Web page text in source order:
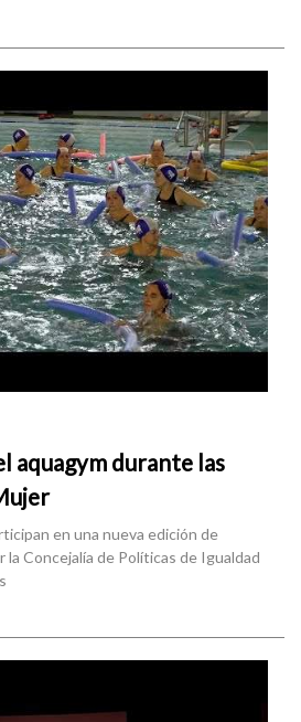
aquagym durante las
en una nueva edición de
la Concejalía de Políticas de Igualdad